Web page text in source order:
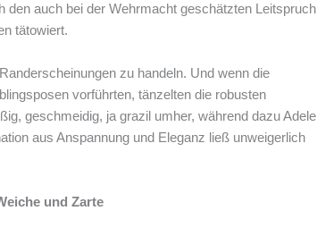
den auch bei der Wehrmacht geschätzten Leitspruch
tätowiert.
zu handeln. Und wenn die
vorführten, tänzelten die robusten
geschmeidig, ja grazil umher, während dazu Adele
aus Anspannung und Eleganz ließ unweigerlich
und Zarte